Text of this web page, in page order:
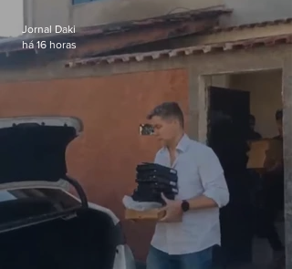
Jornal Daki
há 16 horas